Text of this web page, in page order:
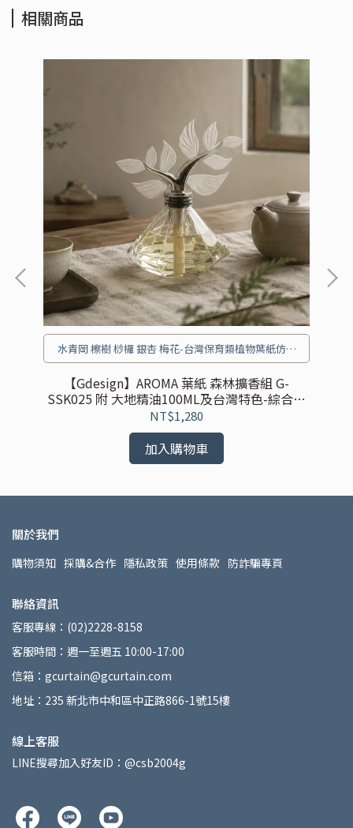
相關商品
水青岡 檫樹 桫欏 銀杏 梅花-台灣保育類植物葉紙仿生
設計
【Gdesign】AROMA 葉紙 森林擴香組 G-
SSK025 附 大地精油100ML及台灣特色-綜合擴
香葉紙5入
NT$1,280
加入購物車
關於我們
購物須知 採購&合作 隱私政策 使用條款 防詐騙專頁
聯絡資訊
客服專線：(02)2228-8158
客服時間：週一至週五 10:00-17:00
信箱：gcurtain@gcurtain.com
地址：235 新北市中和區中正路866-1號15樓
線上客服
LINE搜尋加入好友ID：@csb2004g